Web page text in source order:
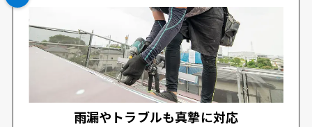
雨漏やトラブルも真摯に対応